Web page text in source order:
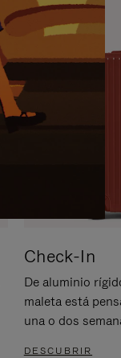
Check-In
De aluminio
maleta está
una o dos
DESCUBRIR